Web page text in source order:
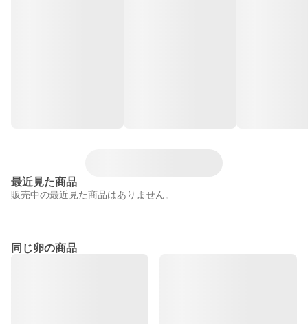
最近見た商品
販売中の最近見た商品はありません。
同じ卵の商品